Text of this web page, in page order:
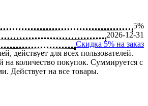
5%
2026-12-31
Скидка 5% на заказ
действует для всех пользователей.
на количество покупок. Суммируется с
Действует на все товары.